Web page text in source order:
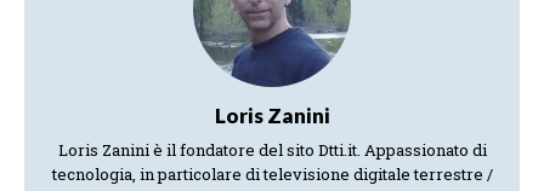
Loris Zanini
Loris Zanini è il fondatore del sito Dtti.it. Appassionato di
tecnologia, in particolare di televisione digitale terrestre /